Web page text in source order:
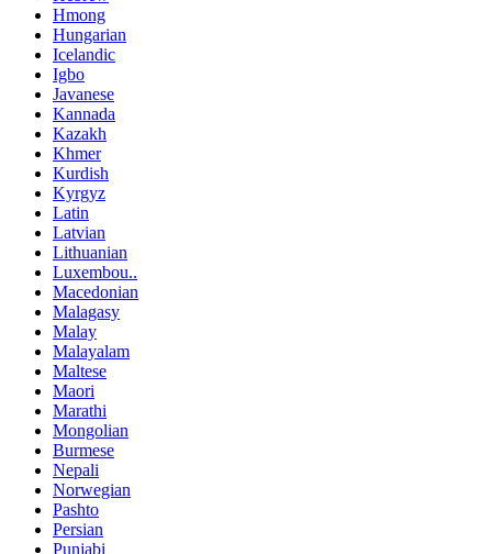
Hmong
Hungarian
Icelandic
Igbo
Javanese
Kannada
Kazakh
Khmer
Kurdish
Kyrgyz
Latin
Latvian
Lithuanian
Luxembou..
Macedonian
Malagasy
Malay
Malayalam
Maltese
Maori
Marathi
Mongolian
Burmese
Nepali
Norwegian
Pashto
Persian
Punjabi